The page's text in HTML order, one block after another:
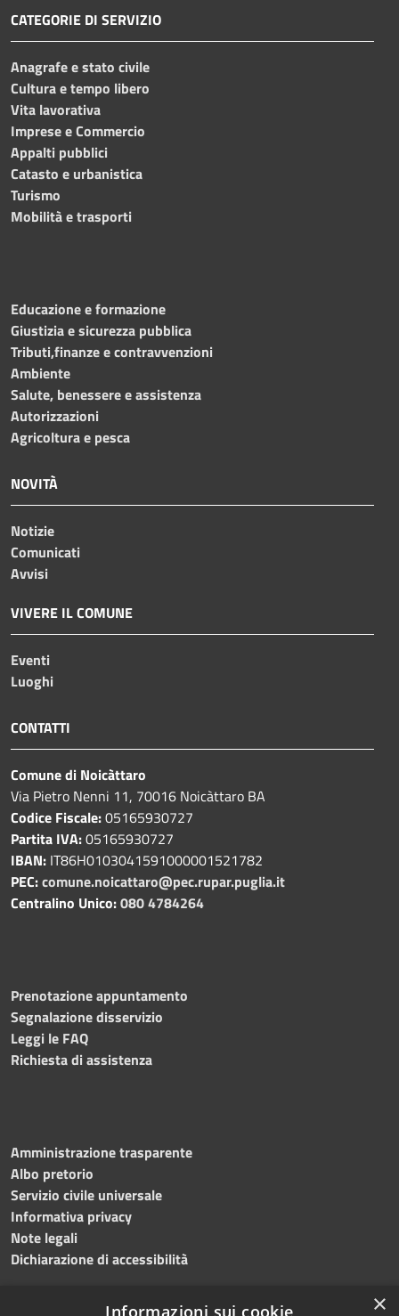
CATEGORIE DI SERVIZIO
Anagrafe e stato civile
Cultura e tempo libero
Vita lavorativa
Imprese e Commercio
Appalti pubblici
Catasto e urbanistica
Turismo
Mobilità e trasporti
Educazione e formazione
Giustizia e sicurezza pubblica
Tributi,finanze e contravvenzioni
Ambiente
Salute, benessere e assistenza
Autorizzazioni
Agricoltura e pesca
NOVITÀ
Notizie
Comunicati
Avvisi
VIVERE IL COMUNE
Eventi
Luoghi
CONTATTI
Comune di Noicàttaro
Via Pietro Nenni 11, 70016 Noicàttaro BA
Codice Fiscale:05165930727
Partita IVA:05165930727
IBAN: IT86H0103041591000001521782
PEC:comune.noicattaro@pec.rupar.puglia.it
Centralino Unico:080 4784264
Prenotazione appuntamento
Segnalazione disservizio
Leggi le FAQ
Richiesta di assistenza
Amministrazione trasparente
Albo pretorio
Servizio civile universale
Informativa privacy
Note legali
Dichiarazione di accessibilità
×
Informazioni sui cookie